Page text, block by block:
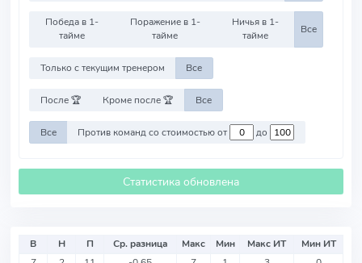
Победа в 1-
тайме
Поражение в 1-
тайме
Ничья в 1-
тайме
Все
Только с текущим тренером Все
После 🏆 Кроме после 🏆 Все
Все Против команд со стоимостью от до
Статистика обновлена
В Н П Ср. разница Макс Мин Макс ИТ
Мин ИТ